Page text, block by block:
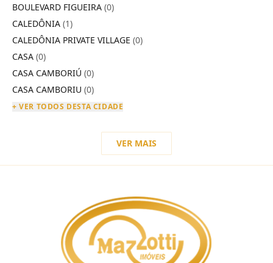
BOULEVARD FIGUEIRA (0)
CALEDÔNIA (1)
CALEDÔNIA PRIVATE VILLAGE (0)
CASA (0)
CASA CAMBORIÚ (0)
CASA CAMBORIU (0)
+ VER TODOS DESTA CIDADE
VER MAIS